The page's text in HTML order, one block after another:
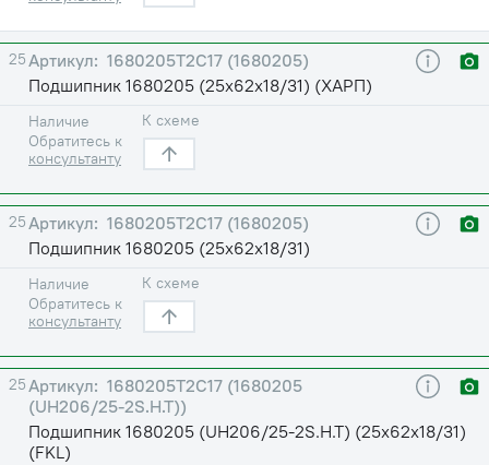
25
1680205Т2С17 (1680205)
Подшипник 1680205 (25х62х18/31) (ХАРП)
Наличие
Обратитесь к
консультанту
К схеме
25
1680205Т2С17 (1680205)
Подшипник 1680205 (25х62х18/31)
Наличие
Обратитесь к
консультанту
К схеме
25
1680205Т2С17 (1680205
(UH206/25-2S.H.T))
Подшипник 1680205 (UH206/25-2S.H.T) (25х62х18/31)
(FKL)